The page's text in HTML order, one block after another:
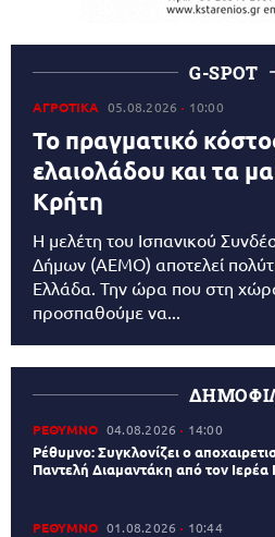
G-SPOT
ΑΓΡΟΤΙΚΑ 05.08.2026 10:00
Το πραγματικό
ελαιολάδου και τα
Κρήτη
Η μελέτη του Ισπανικού
Δήμων (AEMO) αποτελεί
Ελλάδα. Την ώρα που στη
προσπαθούμε να...
ΡΕΘΥΜΝΟ 04.08.2026 14:00
Ρέθυμνο: Συγκλονίζει ο
Παντελή Διαμαντάκη από τον Ιερέα
ΡΕΘΥΜΝΟ 01.08.2026 10:44